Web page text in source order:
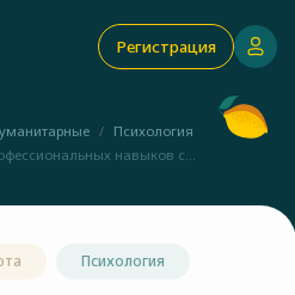
Регистрация
Психология
навыков с...
Психология